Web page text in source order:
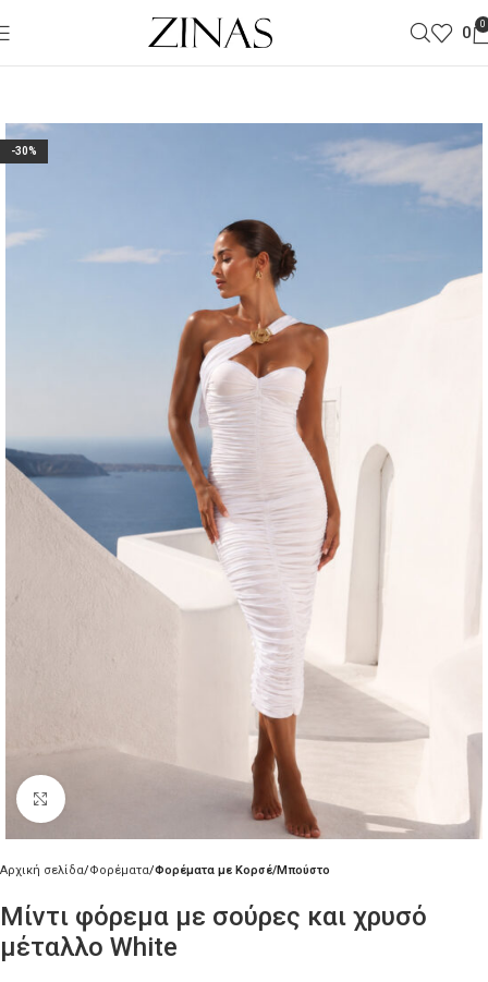
0 0
-30%
Κλικ για μεγέθυνση
Αρχική σελίδα Φορέματα Φορέματα με Κορσέ/Μπούστο
Μίντι φόρεμα με σούρες και χρυσό
μέταλλο White